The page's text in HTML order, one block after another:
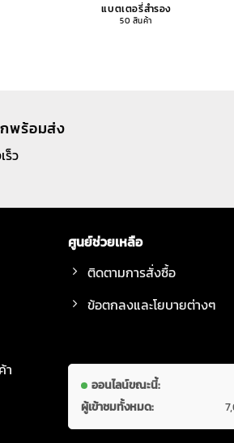
แบตเตอรี่สำรอง
50 สินค้า
พร้อมส่ง
ร็ว
า
ศูนย์ช่วยเหลือ
ติดตามการสั่งซื้อ
ข้อตกลงและโยบายต่างๆ
ออนไลน์ขณะนี้:
ผู้เข้าชมทั้งหมด: